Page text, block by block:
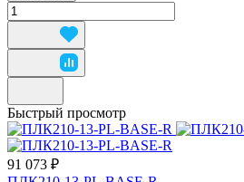
Быстрый просмотр
91 073 ₽